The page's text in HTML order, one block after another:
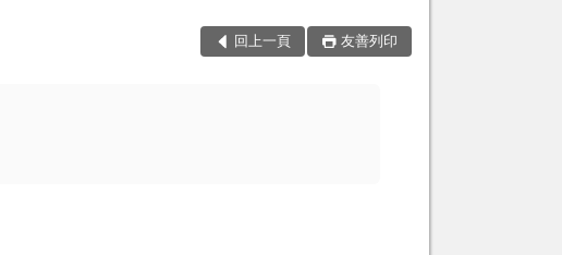
回上一頁 友善列印